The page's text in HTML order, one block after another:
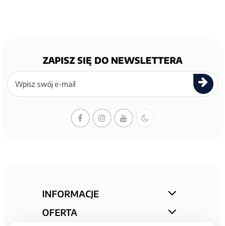
ZAPISZ SIĘ DO NEWSLETTERA
Zapisz
się
newslettera
INFORMACJE
OFERTA